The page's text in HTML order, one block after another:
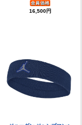
16,500円